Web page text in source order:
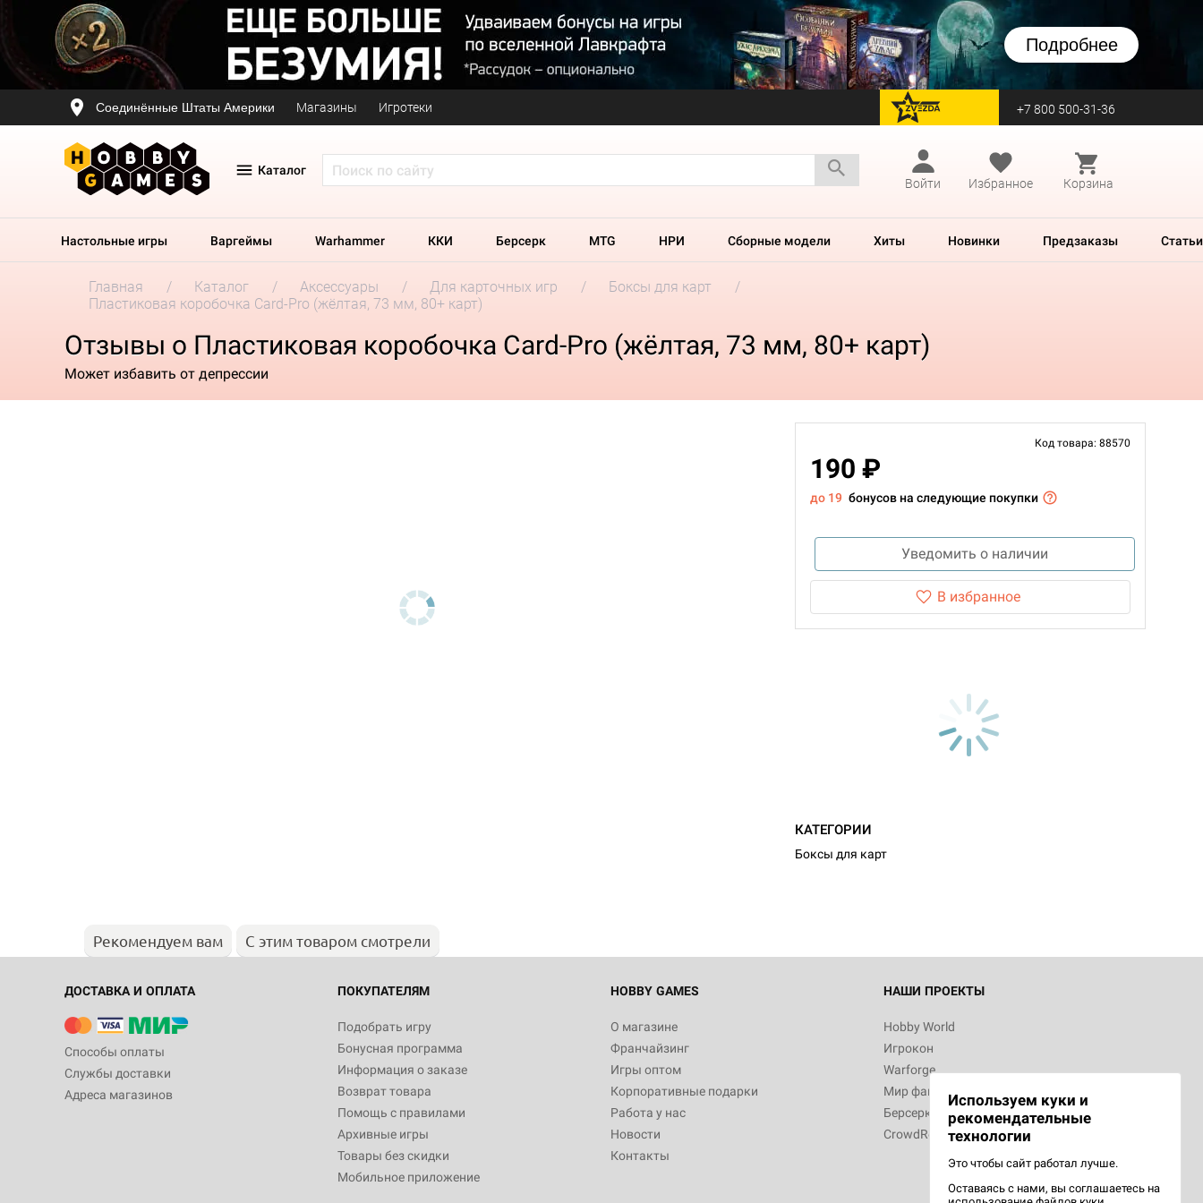
Подробнее
Соединённые Штаты Америки Магазины Игротеки перейти на Zvezda +7 800 500-31-36
Каталог
Войти
Избранное Корзина
Настольные игры Варгеймы Warhammer ККИ Берсерк MTG НРИ Сборные модели Хиты Новинки Предзаказы Статьи
Главная Каталог Аксессуары Для карточных игр
Боксы для карт
Пластиковая коробочка Card-Pro (жёлтая, 73 мм, 80+ карт)
Отзывы о Пластиковая коробочка Card-Pro (жёлтая, 73 мм, 80+ карт)
Может избавить от депрессии
Код товара: 88570
190 ₽
до 19 бонусов на следующие покупки
Уведомить о наличии
В избранное
КАТЕГОРИИ
Боксы для карт
Рекомендуем вам С этим товаром смотрели
ДОСТАВКА И ОПЛАТА
Способы оплаты
Службы доставки
Адреса магазинов
ПОКУПАТЕЛЯМ
Подобрать игру
Бонусная программа
Информация о заказе
Возврат товара
Помощь с правилами
Архивные игры
Товары без скидки
Мобильное приложение
HOBBY GAMES
О магазине
Франчайзинг
Игры оптом
Корпоративные подарки
Работа у нас
Новости
Контакты
НАШИ ПРОЕКТЫ
Hobby World
Игрокон
Warforge
Мир фантастики
Берсерк
CrowdRepublic
Используем куки и
рекомендательные
технологии
Это чтобы сайт работал лучше.
Оставаясь с нами, вы соглашаетесь на